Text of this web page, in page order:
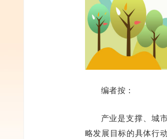
编者按：
产业是支撑、城
略发展目标的具体行